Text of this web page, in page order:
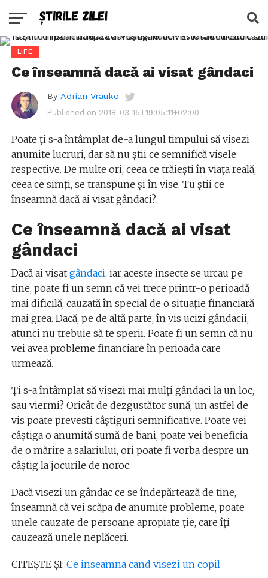
LIFE
Ce înseamnă dacă ai visat gândaci
By Adrian Vrauko
Published on 2018-03-15T19:05:11+02:00
Poate ți s-a întâmplat de-a lungul timpului să visezi
anumite lucruri, dar să nu știi ce semnifică visele
respective. De multe ori, ceea ce trăiești în viața reală,
ceea ce simți, se transpune și în vise. Tu știi ce
înseamnă dacă ai visat gândaci?
Ce înseamnă dacă ai visat
gândaci
Dacă ai visat gândaci, iar aceste insecte se urcau pe
tine, poate fi un semn că vei trece printr-o perioadă
mai dificilă, cauzată în special de o situație financiară
mai grea. Dacă, pe de altă parte, în vis ucizi gândacii,
atunci nu trebuie să te sperii. Poate fi un semn că nu
vei avea probleme financiare în perioada care
urmează.
Ți s-a întâmplat să visezi mai mulți gândaci la un loc,
sau viermi? Oricât de dezgustător sună, un astfel de
vis poate prevesti câștiguri semnificative. Poate vei
câștiga o anumită sumă de bani, poate vei beneficia
de o mărire a salariului, ori poate fi vorba despre un
câștig la jocurile de noroc.
Dacă visezi un gândac ce se îndepărtează de tine,
înseamnă că vei scăpa de anumite probleme, poate
unele cauzate de persoane apropiate ție, care îți
cauzează unele neplăceri.
CITEȘTE ȘI: Ce inseamna cand visezi un copil